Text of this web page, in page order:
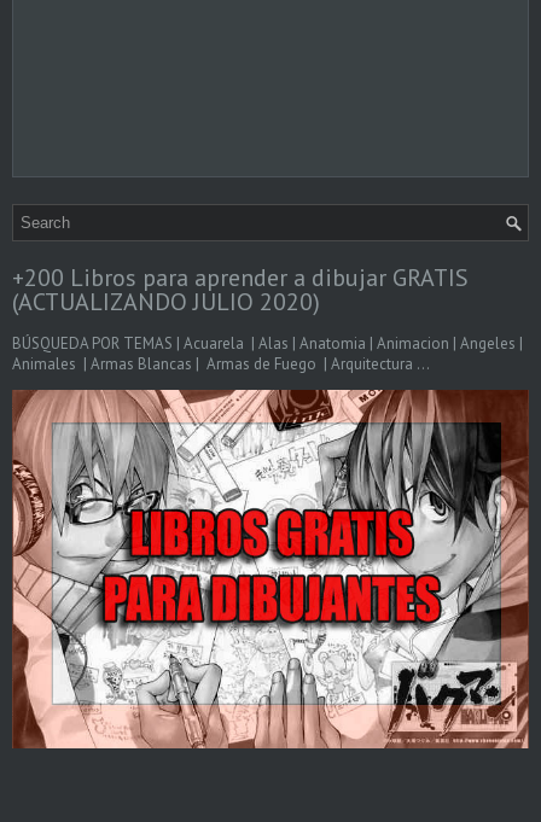
+200 Libros para aprender a dibujar GRATIS
(ACTUALIZANDO JULIO 2020)
BÚSQUEDA POR TEMAS | Acuarela | Alas | Anatomia | Animacion | Angeles |
Animales | Armas Blancas | Armas de Fuego | Arquitectura ...